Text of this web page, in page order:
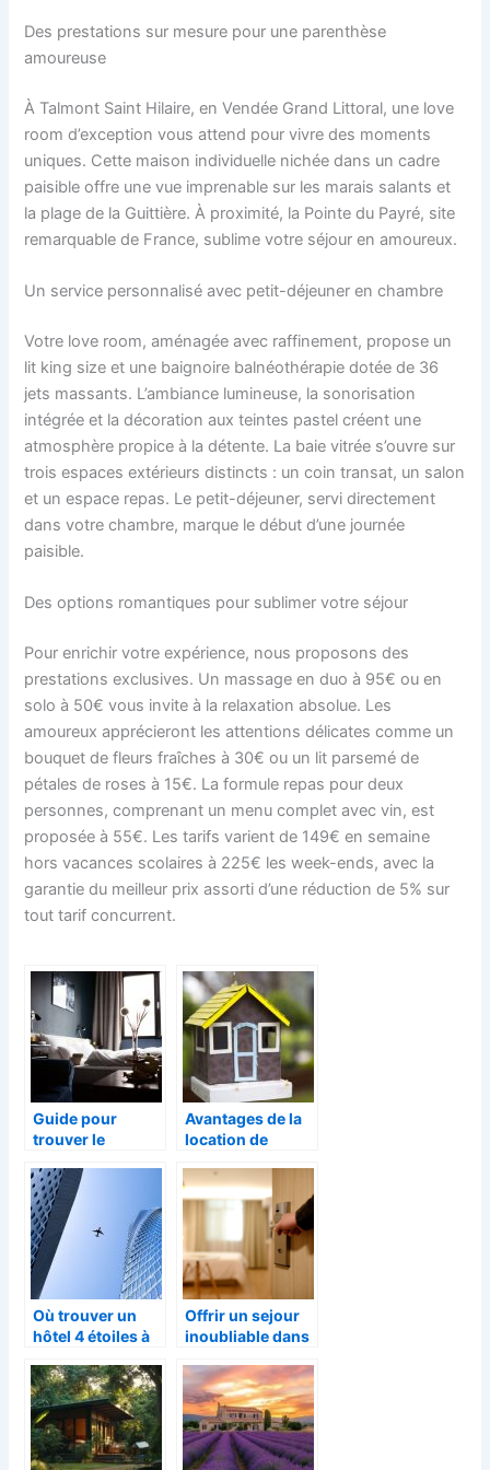
Des prestations sur mesure pour une parenthèse
amoureuse
À Talmont Saint Hilaire, en Vendée Grand Littoral, une love
room d’exception vous attend pour vivre des moments
uniques. Cette maison individuelle nichée dans un cadre
paisible offre une vue imprenable sur les marais salants et
la plage de la Guittière. À proximité, la Pointe du Payré, site
remarquable de France, sublime votre séjour en amoureux.
Un service personnalisé avec petit-déjeuner en chambre
Votre love room, aménagée avec raffinement, propose un
lit king size et une baignoire balnéothérapie dotée de 36
jets massants. L’ambiance lumineuse, la sonorisation
intégrée et la décoration aux teintes pastel créent une
atmosphère propice à la détente. La baie vitrée s’ouvre sur
trois espaces extérieurs distincts : un coin transat, un salon
et un espace repas. Le petit-déjeuner, servi directement
dans votre chambre, marque le début d’une journée
paisible.
Des options romantiques pour sublimer votre séjour
Pour enrichir votre expérience, nous proposons des
prestations exclusives. Un massage en duo à 95€ ou en
solo à 50€ vous invite à la relaxation absolue. Les
amoureux apprécieront les attentions délicates comme un
bouquet de fleurs fraîches à 30€ ou un lit parsemé de
pétales de roses à 15€. La formule repas pour deux
personnes, comprenant un menu complet avec vin, est
proposée à 55€. Les tarifs varient de 149€ en semaine
hors vacances scolaires à 225€ les week-ends, avec la
garantie du meilleur prix assorti d’une réduction de 5% sur
tout tarif concurrent.
Guide pour
trouver le
pour ses
vacances
Avantages de la
location de
vacances
Où trouver un
hôtel 4 étoiles à
Offrir un sejour
inoubliable dans
fete des Peres